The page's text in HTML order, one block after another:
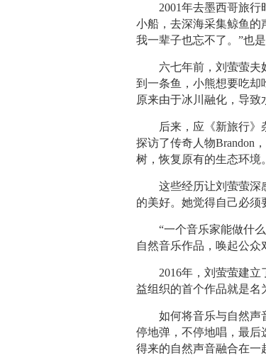
2001年去墨西哥旅
小船，去深海采集鲸鱼的
我一辈子也忘不了。”也
六七年前，刘萤萤夫
到一条鱼，小熊想要吃却
原来由于冰川融化，导致
后来，应《新旅行》
探访了传奇人物Brandon
树，恢复原有的生态环境
这些经历让刘萤萤深
的美好。她觉得自己必须
“一个音乐家能做什
自然音乐作品，唤起公众
2016年，刘萤萤建
益组织的首个作品就是名
如何将音乐与自然声
停地弹，不停地唱，最后
得来的自然声音融合在一